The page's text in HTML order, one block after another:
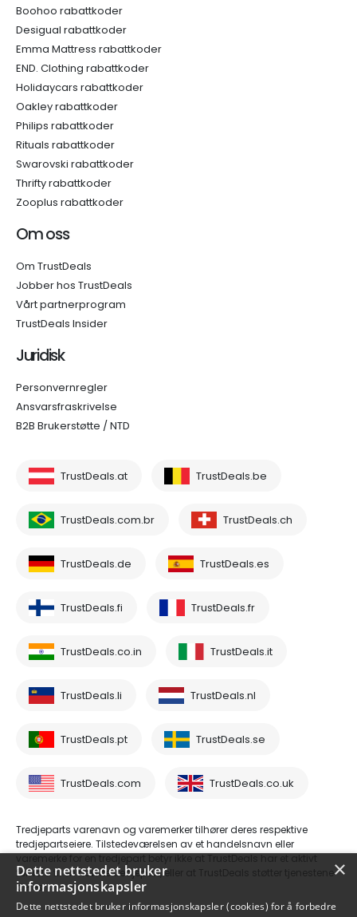
Boohoo rabattkoder
Desigual rabattkoder
Emma Mattress rabattkoder
END. Clothing rabattkoder
Holidaycars rabattkoder
Oakley rabattkoder
Philips rabattkoder
Rituals rabattkoder
Swarovski rabattkoder
Thrifty rabattkoder
Zooplus rabattkoder
Om oss
Om TrustDeals
Jobber hos TrustDeals
Vårt partnerprogram
TrustDeals Insider
Juridisk
Personvernregler
Ansvarsfraskrivelse
B2B Brukerstøtte / NTD
TrustDeals.at TrustDeals.be
TrustDeals.com.br TrustDeals.ch
TrustDeals.de TrustDeals.es
TrustDeals.fi TrustDeals.fr
TrustDeals.co.in TrustDeals.it
TrustDeals.li TrustDeals.nl
TrustDeals.pt TrustDeals.se
TrustDeals.com TrustDeals.co.uk
Tredjeparts varenavn og varemerker tilhører deres respektive
tredjepartseiere. Tilstedeværelsen av et handelsnavn eller
forhold til en nevnte tredjepart, eller at TrustDeals støtter tjenestene
deres.
×
Dette nettstedet bruker
informasjonskapsler
Dette nettstedet bruker informasjonskapsler (cookies) for å forbedre